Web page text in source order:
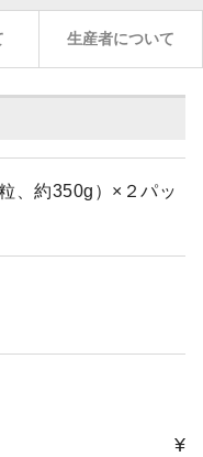
生産者について
、約350g）×２パッ
¥